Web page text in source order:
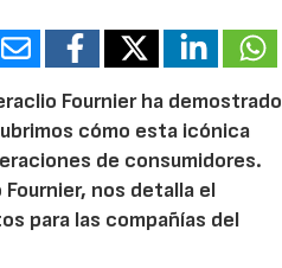
Fournier ha demostrado
cómo esta icónica
de consumidores.
nos detalla el
para las compañías del